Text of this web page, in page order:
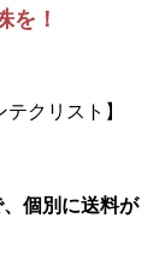
を！
クリスト】
個別に送料が